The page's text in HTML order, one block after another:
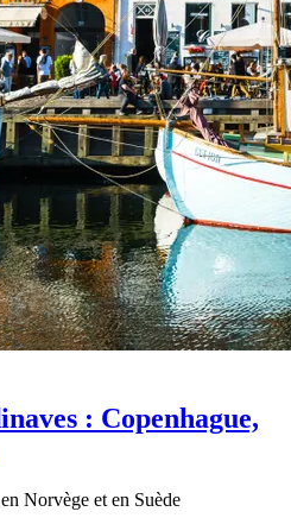
: Copenhague,
Norvège et en Suède